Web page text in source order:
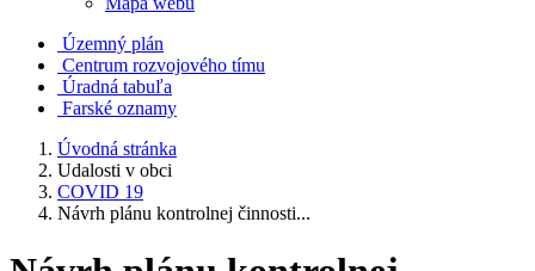
Územný plán
Centrum rozvojového tímu
Úradná tabuľa
Farské oznamy
Úvodná stránka
Udalosti v obci
COVID 19
Návrh plánu kontrolnej činnosti...